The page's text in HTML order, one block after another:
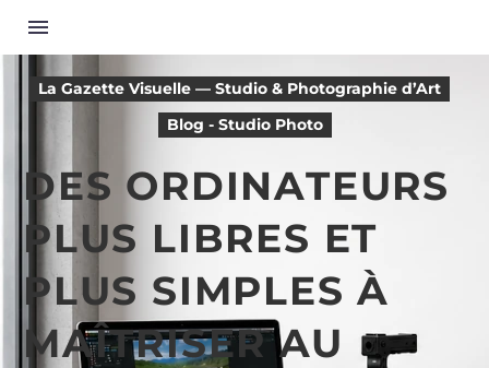
La Gazette Visuelle — Studio & Photographie d’Art
Blog - Studio Photo
DES ORDINATEURS
PLUS LIBRES ET
PLUS SIMPLES À
MAÎTRISER AU